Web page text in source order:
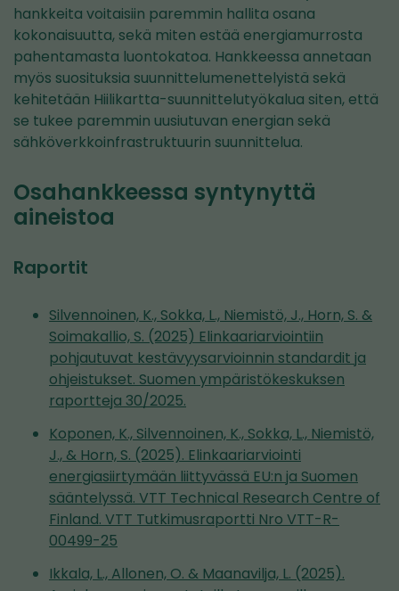
hankkeita voitaisiin paremmin hallita osana
kokonaisuutta, sekä miten estää energiamurrosta
pahentamasta luontokatoa. Hankkeessa annetaan
myös suosituksia suunnittelumenettelyistä sekä
kehitetään Hiilikartta-suunnittelutyökalua siten, että
se tukee paremmin uusiutuvan energian sekä
sähköverkkoinfrastruktuurin suunnittelua.
Osahankkeessa syntynyttä
aineistoa
Raportit
Silvennoinen, K., Sokka, L., Niemistö, J., Horn, S. &
Soimakallio, S. (2025) Elinkaariarviointiin
pohjautuvat kestävyysarvioinnin standardit ja
ohjeistukset. Suomen ympäristökeskuksen
raportteja 30/2025.
Koponen, K., Silvennoinen, K., Sokka, L., Niemistö,
J., & Horn, S. (2025). Elinkaariarviointi
energiasiirtymään liittyvässä EU:n ja Suomen
sääntelyssä. VTT Technical Research Centre of
Finland. VTT Tutkimusraportti Nro VTT-R-
00499-25
Ikkala, L., Allonen, O. & Maanavilja, L. (2025).